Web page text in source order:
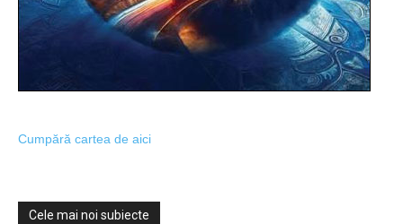
Cumpără cartea de aici
Cele mai noi subiecte